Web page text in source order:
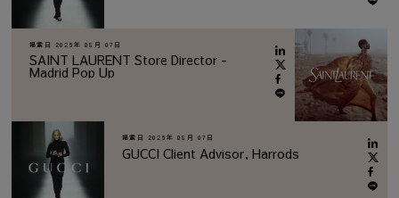
掲載日 2026年 08月 07日
SAINT LAURENT Store Director -
Madrid Pop Up
掲載日 2026年 08月 07日
GUCCI Client Advisor, Harrods